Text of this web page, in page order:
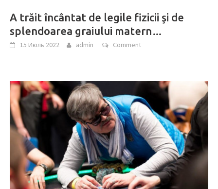
A trăit încântat de legile fizicii şi de
splendoarea graiului matern…
15 Июль 2022 admin Comment